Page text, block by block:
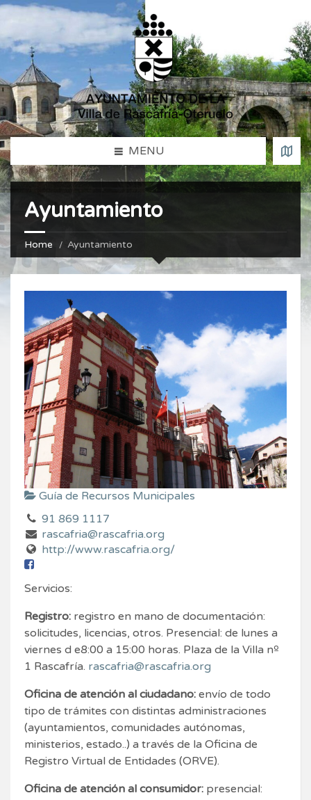
MENU
Ayuntamiento
Home Ayuntamiento
Guía de Recursos Municipales
91 869 1117
rascafria@rascafria.org
http://www.rascafria.org/
Servicios:
Registro: registro en mano de documentación:
solicitudes, licencias, otros. Presencial: de lunes a
viernes d e8:00 a 15:00 horas. Plaza de la Villa nº
1 Rascafría. rascafria@rascafria.org
Oficina de atención al ciudadano: envío de todo
tipo de trámites con distintas administraciones
(ayuntamientos, comunidades autónomas,
ministerios, estado..) a través de la Oficina de
Registro Virtual de Entidades (ORVE).
Oficina de atención al consumidor: presencial: